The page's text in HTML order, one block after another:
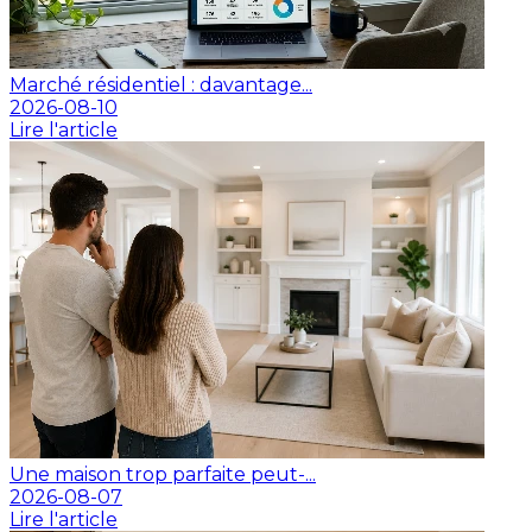
Marché résidentiel : davantage...
2026-08-10
Lire l'article
Une maison trop parfaite peut-...
2026-08-07
Lire l'article